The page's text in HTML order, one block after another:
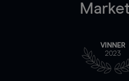
VINNER
2023